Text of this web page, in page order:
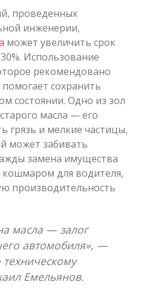
проведенных
инженерии,
может увеличить срок
Использование
рекомендовано
сохранить
состоянии. Одно из зол
масла — его
грязь и мелкие частицы,
может забивать
замена имущества
для водителя,
производительность
масла — залог
автомобиля», —
техническому
Емельянов.